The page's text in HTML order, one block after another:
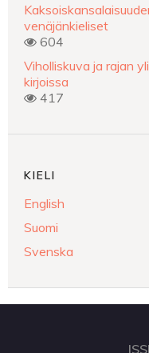
venäjänkieliset
604
Viholliskuva ja rajan
kirjoissa
417
KIELI
English
Suomi
Svenska